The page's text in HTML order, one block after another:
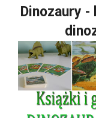
Dinozaury